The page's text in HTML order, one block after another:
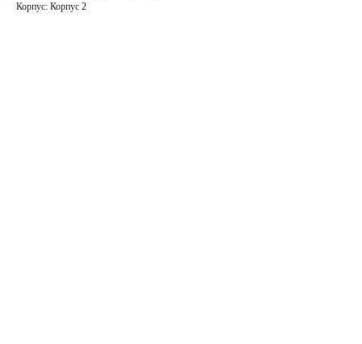
Корпус: Корпус 2